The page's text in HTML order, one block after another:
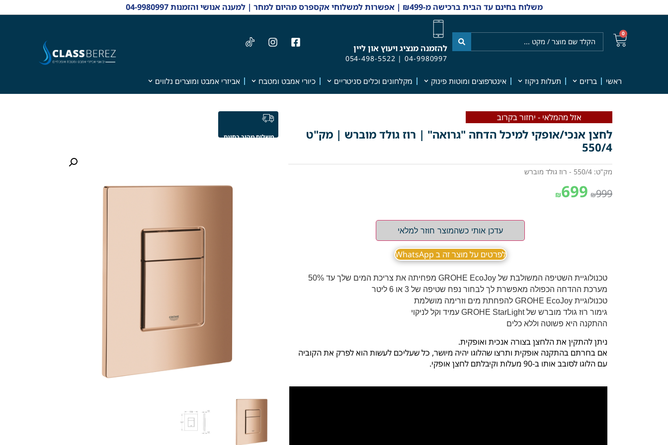
משלוח בחינם עד הבית ברכישה מ-₪499 | אפשרות למשלוחי אקספרס מהיום למחר | למענה אנושי והזמנות 04-9980997
0
להזמנה מנציג ויעוץ און ליין
04-9980997
|
054-498-5522
ראשי ברזים תעלות ניקוז אינטרפוצים ומוטות פינוק מקלחונים וכלים סניטריים כיורי אמבט ומטבח אביזרי אמבט ומוצרים נלווים
אזל מהמלאי - יחזור בקרוב
לחצן אנכי/אופקי למיכל הדחה "גרואה" | רוז גולד מוברש | מק"ט
550/4
מק"ט: 550/4 - רוז גולד מוברש
₪999
₪699
עדכן אותי כשהמוצר חוזר למלאי
לפרטים על מוצר זה ב WhatsApp
טכנולוגיית השטיפה המשולבת של GROHE EcoJoy מפחיתה את צריכת המים שלך עד 50%
מערכת ההדחה הכפולה מאפשרת לך לבחור נפח שטיפה של 3 או 6 ליטר
טכנולוגיית GROHE EcoJoy להפחתת מים וזרימה מושלמת
גימור רוז גולד מוברש של GROHE StarLight עמיד וקל לניקוי
ההתקנה היא פשוטה וללא כלים
ניתן להתקין את הלחצן בצורה אנכית ואופקית.
אם בחרתם בהתקנה אופקית ותרצו שהלוגו יהיה מיושר, כל שעליכם לעשות הוא לפרק את הקוביה
עם הלוגו לסובב אותו ב-90 מעלות וקיבלתם לחצן אופקי.
משלוח מהיר בחינם